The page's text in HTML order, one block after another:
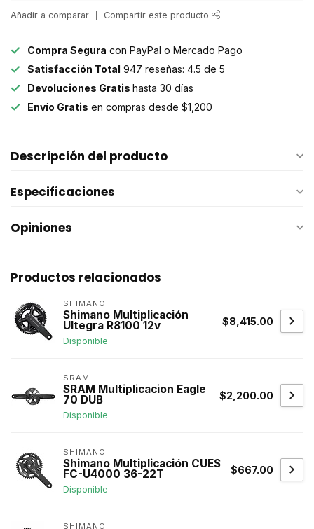
Añadir a comparar Compartir este producto
Compra Segura con PayPal o Mercado Pago
Satisfacción Total 947 reseñas: 4.5 de 5
Devoluciones Gratis hasta 30 días
Envío Gratis en compras desde $1,200
Descripción del producto
Especificaciones
Opiniones
Productos relacionados
SHIMANO
Shimano Multiplicación
Ultegra R8100 12v
Disponible
$8,415.00
SRAM
SRAM Multiplicacion Eagle
70 DUB
Disponible
$2,200.00
SHIMANO
Shimano Multiplicación CUES
FC-U4000 36-22T
Disponible
$667.00
SHIMANO